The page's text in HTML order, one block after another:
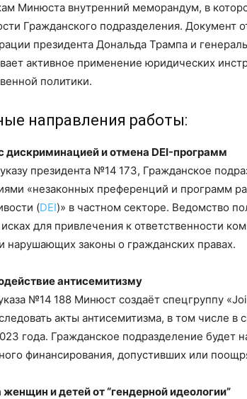
Минюста внутренний меморандум, в
Гражданского подразделения. Документ
президента Дональда Трампа и
активное применение юридических
политики.
направления работы:
дискриминацией и отмена DEI-программ
президента №14 173, Гражданское
«незаконных преференций и программ
(DEI)» в частном секторе. Ведомство
для привлечения к ответственности
нарушающих законы о гражданских правах.
антисемитизму
№14 188 Минюст создаёт спецгруппу
акты антисемитизма, в том числе в
года. Гражданское подразделение будет
финансирования, допустивших или
и детей от “гендерной идеологии”